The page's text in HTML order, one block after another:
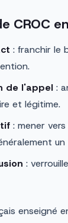
CROC
: franchir le
de l'appel :
et légitime.
: mener
:
enseigné